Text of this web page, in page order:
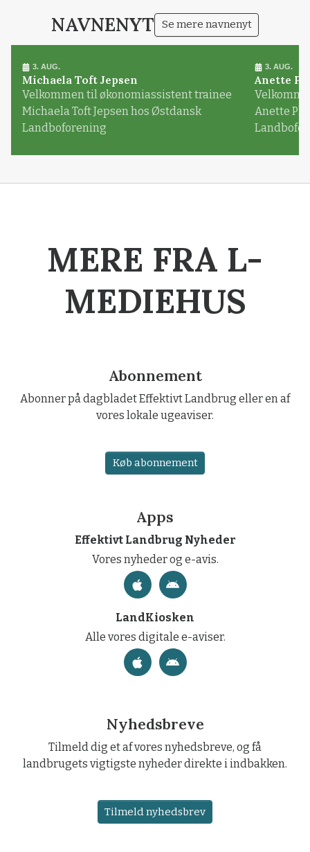
NAVNENYT Se mere navnenyt
3. AUG.
Michaela Toft Jepsen
Velkommen til økonomiassistent trainee
Michaela Toft Jepsen hos Østdansk
Landboforening
3. AUG.
Anette
Anette
MERE FRA L-
MEDIEHUS
Abonnement
Abonner på dagbladet Effektivt Landbrug eller en af
vores lokale ugeaviser.
Køb abonnement
Apps
Effektivt Landbrug Nyheder
Vores nyheder og e-avis.
LandKiosken
Alle vores digitale e-aviser.
Nyhedsbreve
Tilmeld dig et af vores nyhedsbreve, og få
landbrugets vigtigste nyheder direkte i indbakken.
Tilmeld nyhedsbrev